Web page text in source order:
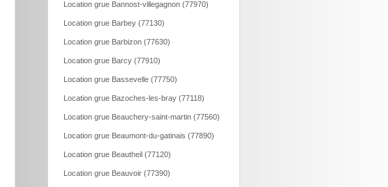
Location grue Bannost-villegagnon (77970)
Location grue Barbey (77130)
Location grue Barbizon (77630)
Location grue Barcy (77910)
Location grue Bassevelle (77750)
Location grue Bazoches-les-bray (77118)
Location grue Beauchery-saint-martin (77560)
Location grue Beaumont-du-gatinais (77890)
Location grue Beautheil (77120)
Location grue Beauvoir (77390)